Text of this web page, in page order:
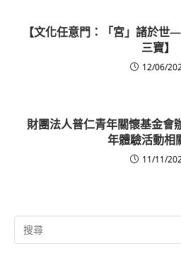
【文化任意門：「宮」諸於世
三寶】
12/06/
財團法人普仁青年關懷基金會
年體驗活動相
11/11/
Search
for: